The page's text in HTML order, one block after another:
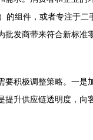
的组件，或者专注于
批发商带来符合新标
积极调整策略。一是
提升供应链透明度，